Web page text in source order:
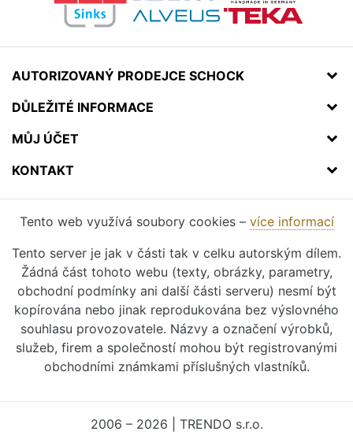
AUTORIZOVANÝ PRODEJCE SCHOCK
DŮLEŽITÉ INFORMACE
MŮJ ÚČET
KONTAKT
Tento web využívá soubory cookies – více informací
Tento server je jak v části tak v celku autorským dílem.
Žádná část tohoto webu (texty, obrázky, parametry,
obchodní podmínky ani další části serveru) nesmí být
kopírována nebo jinak reprodukována bez výslovného
souhlasu provozovatele. Názvy a označení výrobků,
služeb, firem a společností mohou být registrovanými
obchodními známkami příslušných vlastníků.
2006 – 2026 | TRENDO s.r.o.